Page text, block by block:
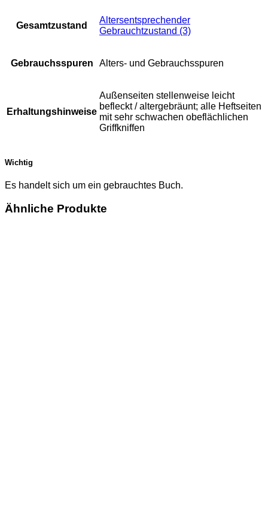
Gesamtzustand
Altersentsprechender
Gebrauchtzustand (3)
Gebrauchsspuren Alters- und Gebrauchsspuren
Erhaltungshinweise
Außenseiten stellenweise leicht
befleckt / altergebräunt; alle Heftseiten
mit sehr schwachen obeflächlichen
Griffkniffen
Wichtig
Es handelt sich um ein gebrauchtes Buch.
Ähnliche Produkte